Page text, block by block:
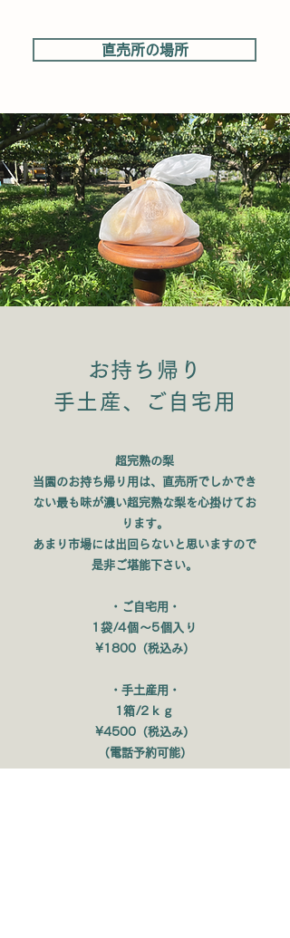
直売所の場所
お持ち帰り
手土産、ご自宅用
超完熟の梨
当園のお持ち帰り用は、直売所でしかでき
ない最も味が濃い超完熟な梨を心掛けてお
ります。
あまり市場には出回らないと思いますので
是非ご堪能下さい。
・ご自宅用・
1袋/4個～5個入り
¥1800（税込み）
・手土産用・
1箱/2ｋｇ
¥4500（税込み）
（電話予約可能）